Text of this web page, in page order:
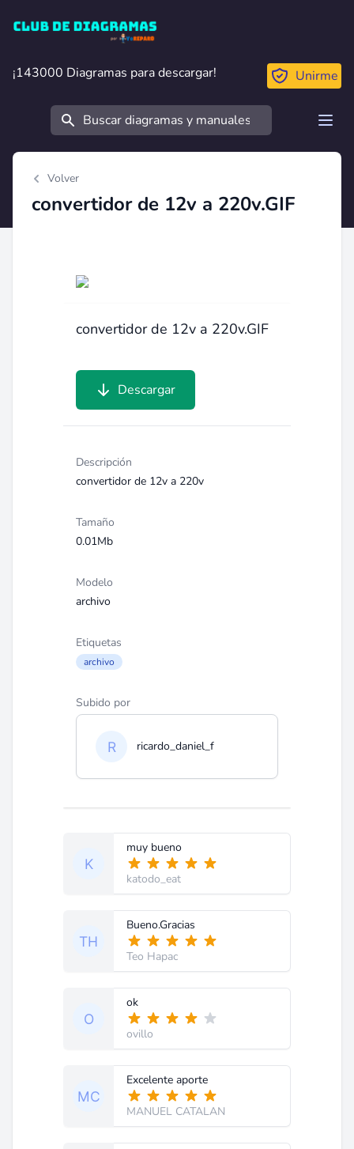
Club de Diagramas
¡143000 Diagramas para descargar!
¡143000 Diagramas para descargar! Unirme
Buscar
Volver
convertidor de 12v a 220v.GIF
convertidor de 12v a 220v.GIF
Descargar
Descripción
convertidor de 12v a 220v
Tamaño
0.01Mb
Modelo
archivo
Etiquetas
archivo
Subido por
ricardo_daniel_f
muy bueno
katodo_eat
Bueno.Gracias
Teo Hapac
ok
ovillo
Excelente aporte
MANUEL CATALAN